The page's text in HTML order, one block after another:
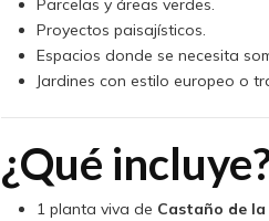
Parcelas y áreas verdes.
Proyectos paisajísticos.
Espacios donde se necesita
Jardines con estilo europeo o
¿Qué
1 planta viva de Castaño de